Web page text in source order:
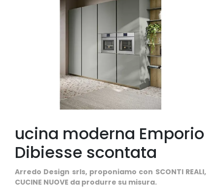
ucina moderna Emporio
Dibiesse scontata
Arredo Design srls, proponiamo con SCONTI REALI,
CUCINE NUOVE da produrre su misura.